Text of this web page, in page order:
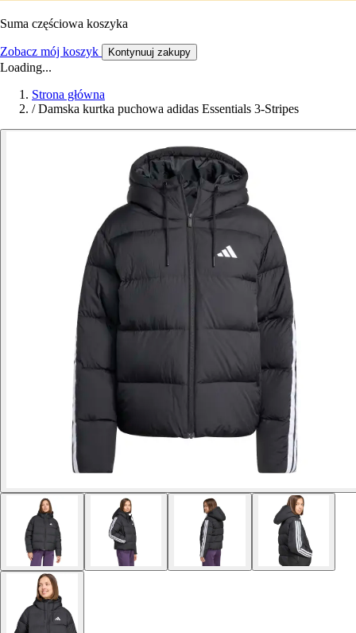
Suma częściowa koszyka
Zobacz mój koszyk Kontynuuj zakupy
Loading...
Strona główna
/ Damska kurtka puchowa adidas Essentials 3-Stripes